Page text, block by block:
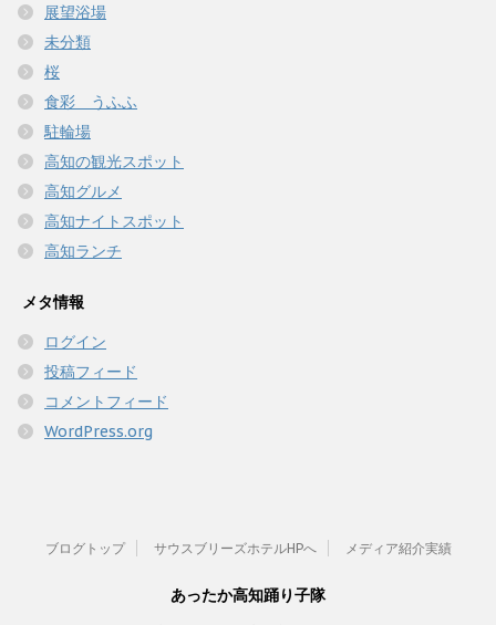
展望浴場
未分類
桜
食彩 うふふ
駐輪場
高知の観光スポット
高知グルメ
高知ナイトスポット
高知ランチ
メタ情報
ログイン
投稿フィード
コメントフィード
WordPress.org
ブログトップ サウスブリーズホテルHPへ メディア紹介実績
あったか高知踊り子隊